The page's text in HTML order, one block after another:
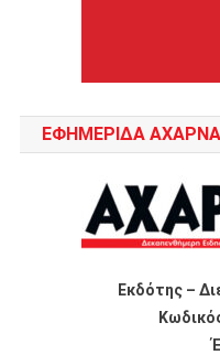
ΕΦΗΜΕΡΙΔΑ
Εκδότης –